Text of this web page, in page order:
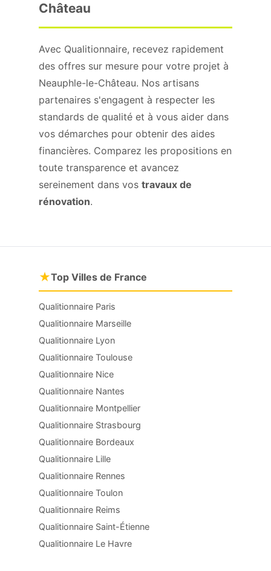
Château
Avec Qualitionnaire, recevez rapidement
des offres sur mesure pour votre projet à
Neauphle-le-Château. Nos artisans
partenaires s'engagent à respecter les
standards de qualité et à vous aider dans
vos démarches pour obtenir des aides
financières. Comparez les propositions en
toute transparence et avancez
sereinement dans vos travaux de
rénovation.
★Top Villes de France
Qualitionnaire Paris
Qualitionnaire Marseille
Qualitionnaire Lyon
Qualitionnaire Toulouse
Qualitionnaire Nice
Qualitionnaire Nantes
Qualitionnaire Montpellier
Qualitionnaire Strasbourg
Qualitionnaire Bordeaux
Qualitionnaire Lille
Qualitionnaire Rennes
Qualitionnaire Toulon
Qualitionnaire Reims
Qualitionnaire Saint-Étienne
Qualitionnaire Le Havre